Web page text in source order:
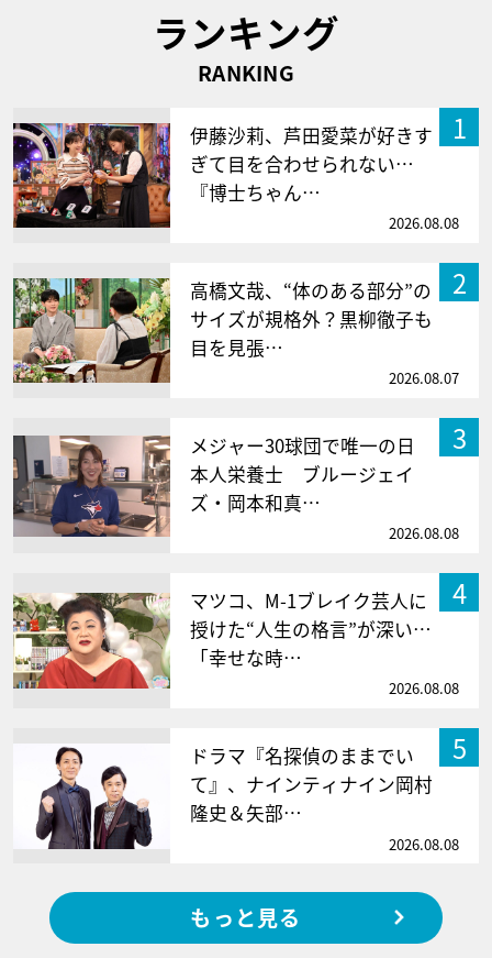
ランキング
RANKING
1
伊藤沙莉、芦田愛菜が好きす
ぎて目を合わせられない…
『博士ちゃん…
2026.08.08
2
高橋文哉、“体のある部分”の
サイズが規格外？黒柳徹子も
目を見張…
2026.08.07
3
メジャー30球団で唯一の日
本人栄養士 ブルージェイ
ズ・岡本和真…
2026.08.08
4
マツコ、M-1ブレイク芸人に
授けた“人生の格言”が深い…
「幸せな時…
2026.08.08
5
ドラマ『名探偵のままでい
て』、ナインティナイン岡村
隆史＆矢部…
2026.08.08
もっと見る